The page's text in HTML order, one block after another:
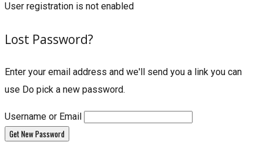
User registration is not enabled
Lost Password?
Enter your email address and we'll send you a link you can
use Do pick a new password.
Username or Email